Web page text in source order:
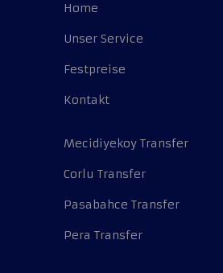
Home
Unser Service
Festpreise
Kontakt
Mecidiyekoy Transfer
Corlu Transfer
Pasabahce Transfer
Pera Transfer